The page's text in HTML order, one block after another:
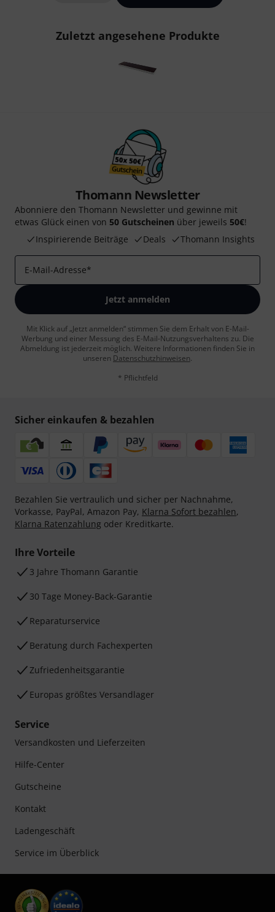
Zuletzt angesehene Produkte
Thomann Newsletter
Abonniere den Thomann Newsletter und gewinne mit
etwas Glück einen von 50 Gutscheinen über jeweils 50€!
Inspirierende Beiträge
Deals Thomann Insights
E-Mail-Adresse*
Jetzt anmelden
Mit Klick auf „Jetzt anmelden“ stimmen Sie dem Erhalt von E-Mail-
Werbung und einer Messung des E-Mail-Nutzungsverhaltens zu. Die
Abmeldung ist jederzeit möglich. Weitere Informationen finden Sie in
unseren Datenschutzhinweisen.
* Pflichtfeld
Sicher einkaufen & bezahlen
Bezahlen Sie vertraulich und sicher per Nachnahme,
Vorkasse, PayPal, Amazon Pay, Klarna Sofort bezahlen,
Klarna Ratenzahlung oder Kreditkarte.
Ihre Vorteile
3 Jahre Thomann Garantie
30 Tage Money-Back-Garantie
Reparaturservice
Beratung durch Fachexperten
Zufriedenheitsgarantie
Europas größtes Versandlager
Service
Versandkosten und Lieferzeiten
Hilfe-Center
Gutscheine
Kontakt
Ladengeschäft
Service im Überblick